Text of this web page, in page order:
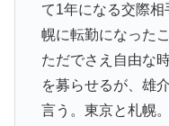
て1年になる交際
幌に転勤になった
ただでさえ自由な
を募らせるが、雄
言う。東京と札幌